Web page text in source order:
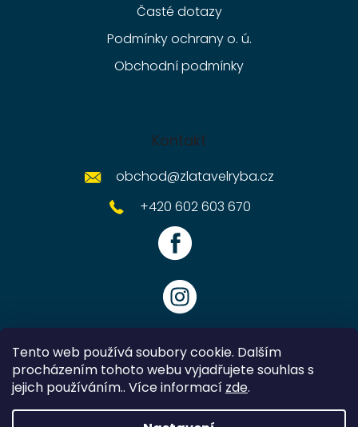
Tento web používá soubory cookie. Dalším
procházením tohoto webu vyjadřujete souhlas s
jejich používáním.. Více informací zde.
Časté dotazy
Podmínky ochrany o. ú.
Obchodní podmínky
Kontakt
obchod@zlatavelryba.cz
+420 602 603 670